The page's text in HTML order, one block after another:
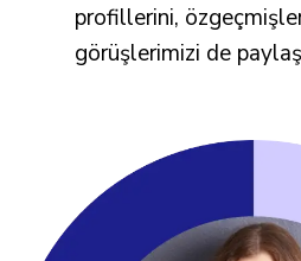
profillerini,
görüşlerimizi de